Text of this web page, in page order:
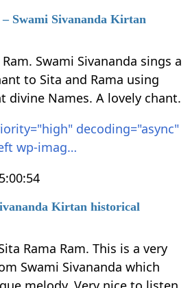
Swami Sivananda Kirtan
Ram. Swami Sivananda sings a
to Sita and Rama using
divine Names. A lovely chant.
decoding="async"
wp-imag…
Kirtan historical
Rama Ram. This is a very
Swami Sivananda which